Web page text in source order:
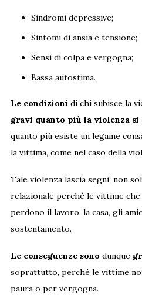
Sindromi depressive;
Sintomi di ansia e tensione;
Sensi di colpa e vergogna;
Bassa autostima.
Le condizioni di chi subisce la
gravi quanto più la violenza
quanto più esiste un legame
la vittima, come nel caso della
Tale violenza lascia segni, non
relazionale perché le vittime che
perdono il lavoro, la casa, gli
sostentamento.
Le conseguenze sono dunque
soprattutto, perché le vittime
paura o per vergogna.